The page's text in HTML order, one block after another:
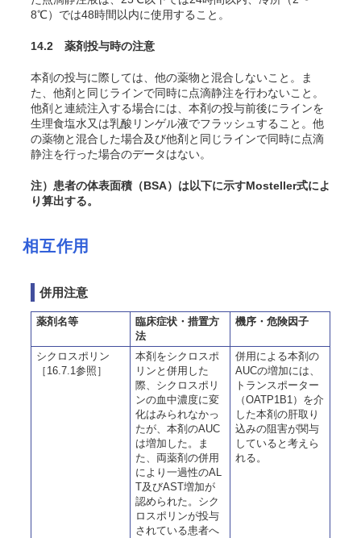
8℃）では48時間以内に使用すること。
14.2 薬剤投与時の注意
本剤の投与に際しては、他の薬物と混合しないこと。ま
た、他剤と同じラインで同時に点滴静注を行わないこと。
他剤と連続注入する場合には、本剤の投与前後にラインを
生理食塩水又は乳酸リンゲル液でフラッシュすること。他
の薬物と混合した場合及び他剤と同じラインで同時に点滴
静注を行った場合のデータはない。
注）患者の体表面積（BSA）は以下に示すMosteller式によ
り算出する。
相互作用
併用注意
薬剤名等
臨床症状・措置方
法
機序・危険因子
シクロスポリン
［16.7.1参照］
本剤をシクロスポ
リンと併用した
際、シクロスポリ
ンの血中濃度に変
化はみられなかっ
たが、本剤のAUC
は増加した。ま
た、両薬剤の併用
により一過性のAL
T及びAST増加が
認められた。シク
ロスポリンが投与
されている患者へ
併用による本剤の
AUCの増加には、
トランスポーター
（OATP1B1）を介
した本剤の肝取り
込みの阻害が関与
していると考えら
れる。